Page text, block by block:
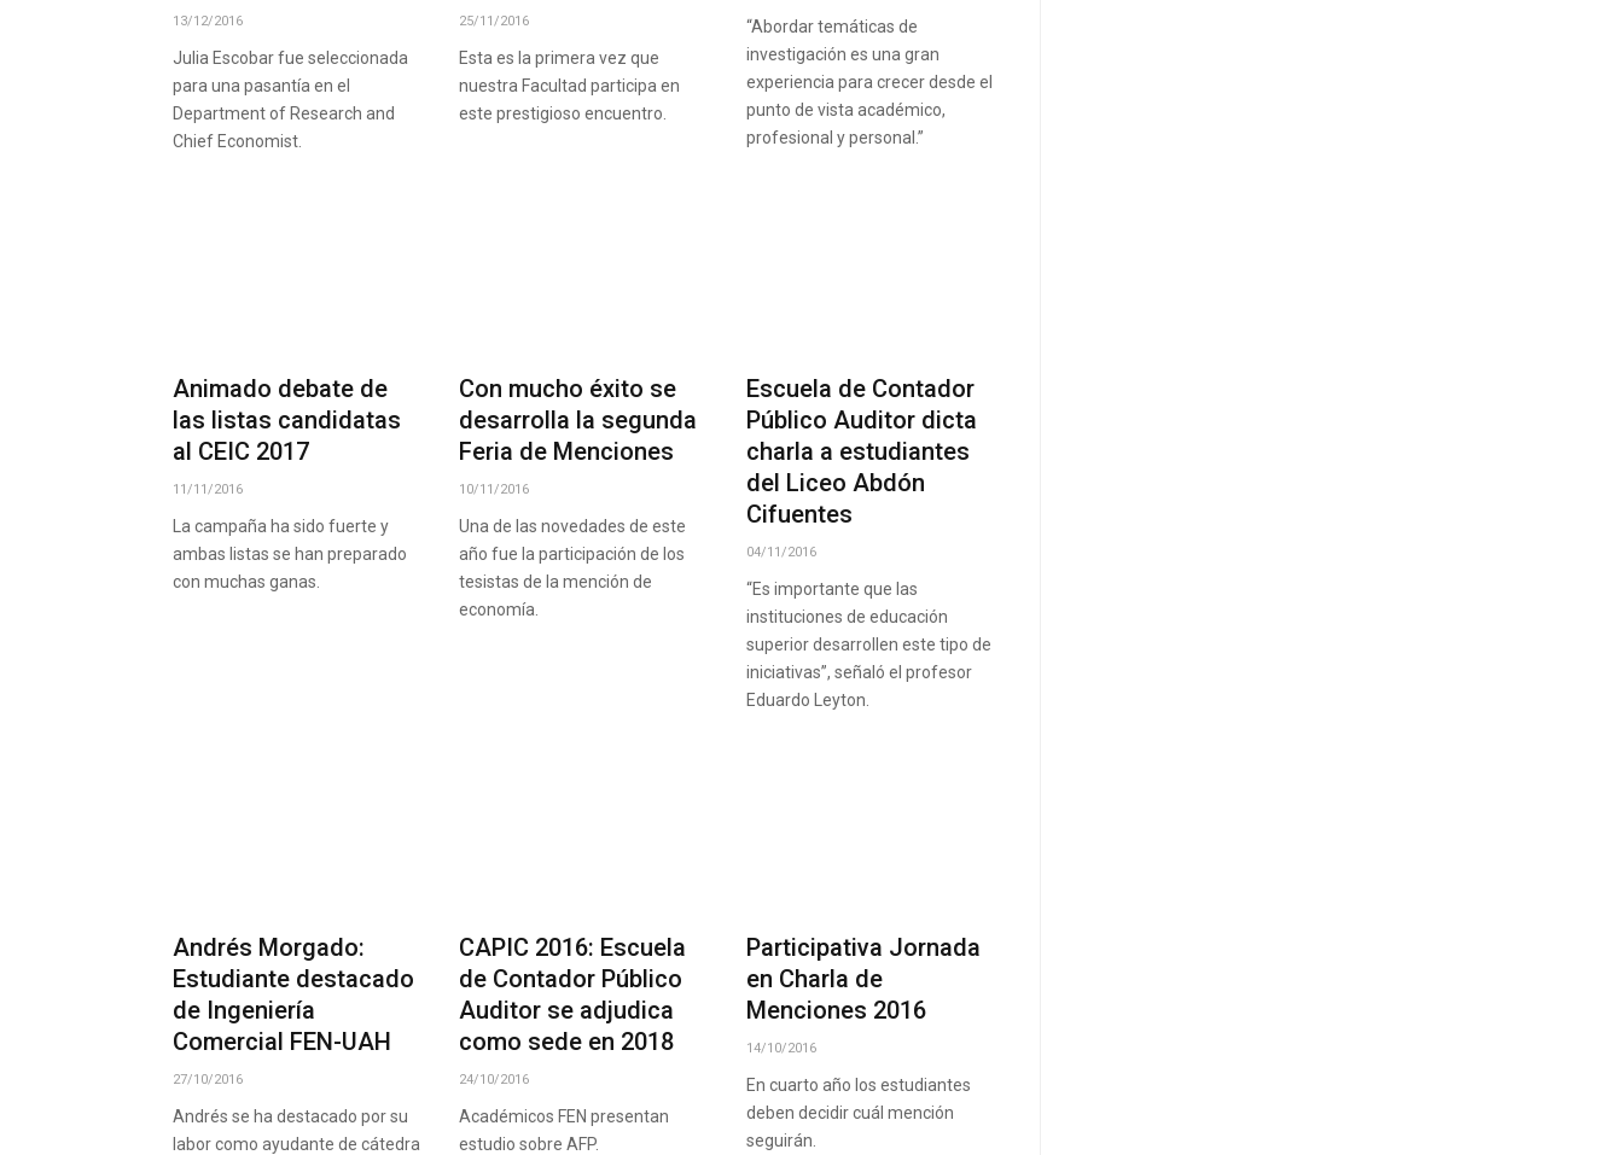
13/12/2016
Julia Escobar fue seleccionada
para una pasantía en el
Department of Research and
Chief Economist.
25/11/2016
Esta es la primera vez que
nuestra Facultad participa en
este prestigioso encuentro.
“Abordar temáticas de
investigación es una gran
experiencia para crecer desde el
punto de vista académico,
profesional y personal.”
Animado debate de
las listas candidatas
al CEIC 2017
11/11/2016
La campaña ha sido fuerte y
ambas listas se han preparado
con muchas ganas.
Con mucho éxito se
desarrolla la segunda
Feria de Menciones
10/11/2016
Una de las novedades de este
año fue la participación de los
tesistas de la mención de
economía.
Escuela de Contador
Público Auditor dicta
charla a estudiantes
del Liceo Abdón
Cifuentes
04/11/2016
“Es importante que las
instituciones de educación
superior desarrollen este tipo de
iniciativas”, señaló el profesor
Eduardo Leyton.
Andrés Morgado:
Estudiante destacado
de Ingeniería
Comercial FEN-UAH
27/10/2016
Andrés se ha destacado por su
labor como ayudante de cátedra
CAPIC 2016: Escuela
de Contador Público
Auditor se adjudica
como sede en 2018
24/10/2016
Académicos FEN presentan
estudio sobre AFP.
Participativa Jornada
en Charla de
Menciones 2016
14/10/2016
En cuarto año los estudiantes
deben decidir cuál mención
seguirán.